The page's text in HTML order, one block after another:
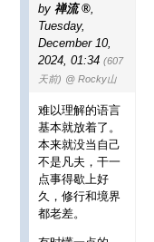
by 禅流
Tuesday,
December 10,
2024, 01:34 (607
天前) @ Rocky山
难以理解的语言
基本就放着了。
本来就没当自己
不是凡夫，干一
点事得歇上好
久，修行和境界
都老差。